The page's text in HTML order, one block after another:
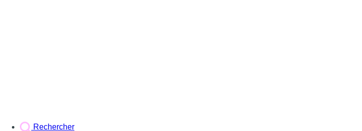
Rechercher